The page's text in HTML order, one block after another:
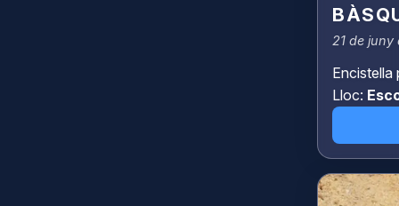
21 de juny
Encistella
Lloc: